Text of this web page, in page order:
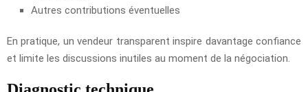
Autres contributions éventuelles
En pratique, un vendeur transparent inspire davantage confiance
et limite les discussions inutiles au moment de la négociation.